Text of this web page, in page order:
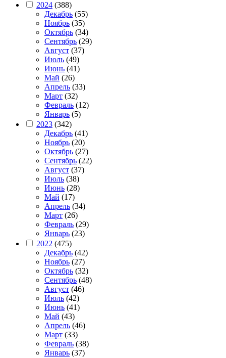
2024 (388)
Декабрь (55)
Ноябрь (35)
Октябрь (34)
Сентябрь (29)
Август (37)
Июль (49)
Июнь (41)
Май (26)
Апрель (33)
Март (32)
Февраль (12)
Январь (5)
2023 (342)
Декабрь (41)
Ноябрь (20)
Октябрь (27)
Сентябрь (22)
Август (37)
Июль (38)
Июнь (28)
Май (17)
Апрель (34)
Март (26)
Февраль (29)
Январь (23)
2022 (475)
Декабрь (42)
Ноябрь (27)
Октябрь (32)
Сентябрь (48)
Август (46)
Июль (42)
Июнь (41)
Май (43)
Апрель (46)
Март (33)
Февраль (38)
Январь (37)